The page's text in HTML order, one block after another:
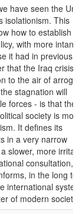
have seen the
isolationism. This
how to establish a
with more
it had in previous
that the Iraq crisis
to the air of
stagnation will
forces - is that the
society is
It defines its
in a very narrow
slower, more
consultation,
in the long
international system
of modern society.